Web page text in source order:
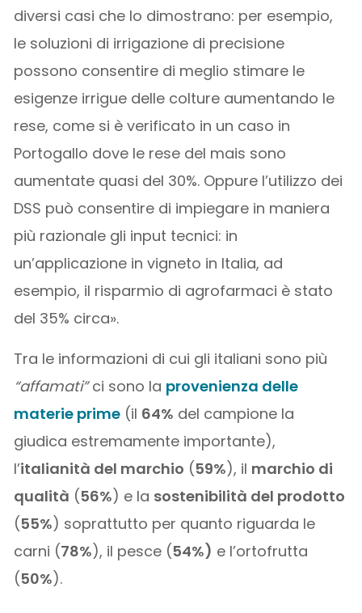
diversi casi che lo dimostrano: per esempio,
le soluzioni di irrigazione di precisione
possono consentire di meglio stimare le
esigenze irrigue delle colture aumentando le
rese, come si è verificato in un caso in
Portogallo dove le rese del mais sono
aumentate quasi del 30%. Oppure l’utilizzo dei
DSS può consentire di impiegare in maniera
più razionale gli input tecnici: in
un’applicazione in vigneto in Italia, ad
esempio, il risparmio di agrofarmaci è stato
del 35% circa».
Tra le informazioni di cui gli italiani sono più
“affamati”ci sono la provenienza delle
materie prime (il 64% del campione la
giudica estremamente importante),
l’italianità del marchio (59%), il marchio di
qualità (56%) e la sostenibilità del prodotto
(55%) soprattutto per quanto riguarda le
carni (78%), il pesce (54%) e l’ortofrutta
(50%).